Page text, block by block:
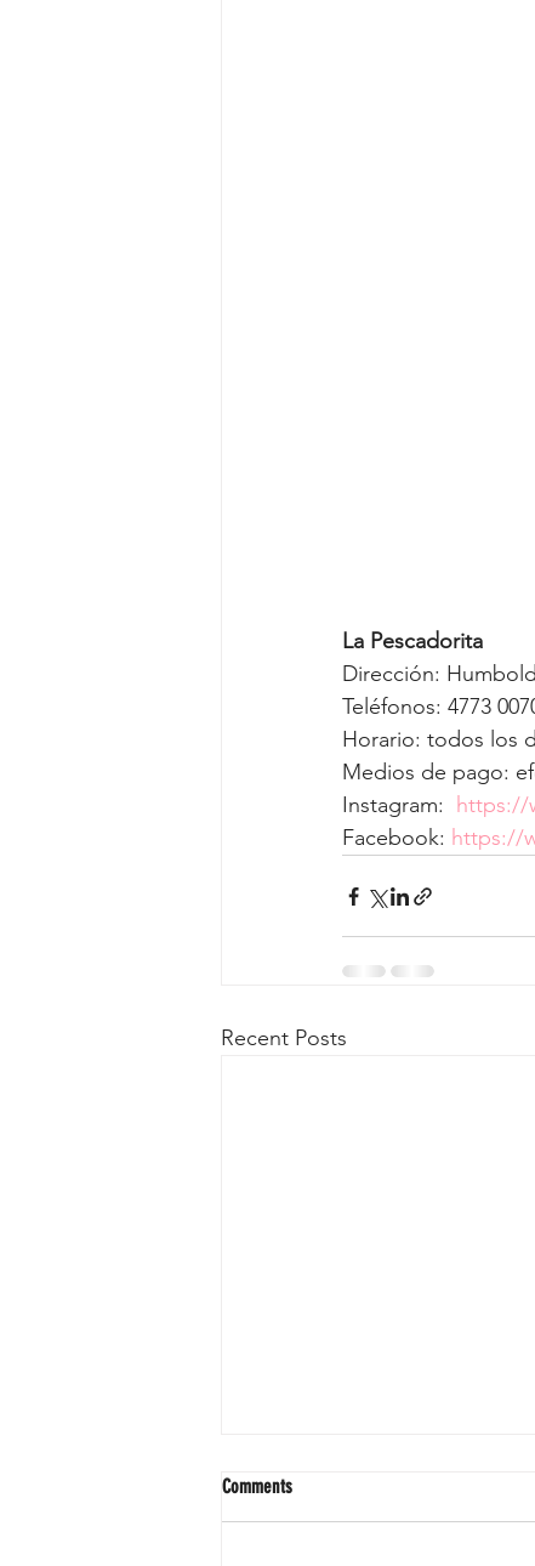
La Pescadorita
Dirección:
Teléfonos: 4773
Horario: todos los
Medios de pago:
Instagram: https://
Facebook: https://
Recent Posts
Comments